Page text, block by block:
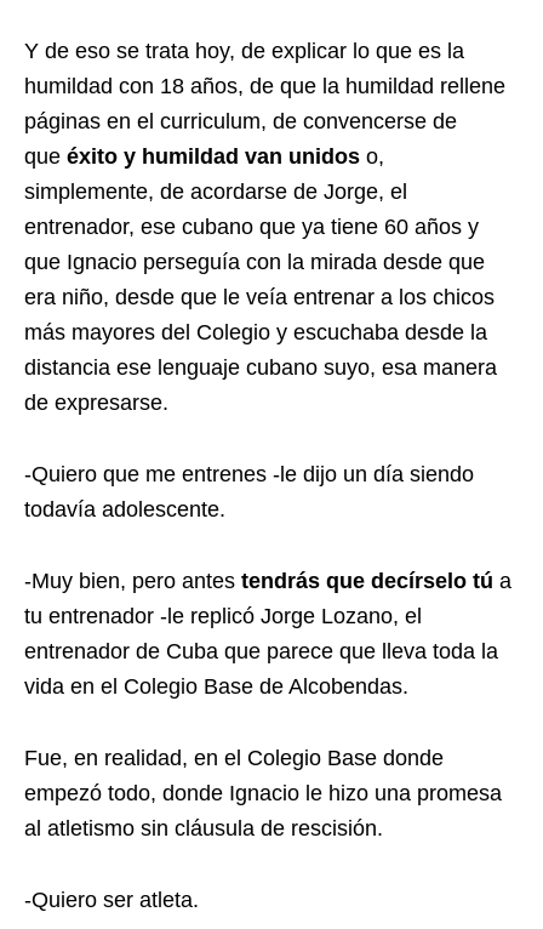
Y de eso se trata hoy, de explicar lo que es la
humildad con 18 años, de que la humildad rellene
páginas en el curriculum, de convencerse de
que éxito y humildad van unidos o,
simplemente, de acordarse de Jorge, el
entrenador, ese cubano que ya tiene 60 años y
que Ignacio perseguía con la mirada desde que
era niño, desde que le veía entrenar a los chicos
más mayores del Colegio y escuchaba desde la
distancia ese lenguaje cubano suyo, esa manera
de expresarse.
-Quiero que me entrenes -le dijo un día siendo
todavía adolescente.
-Muy bien, pero antes tendrás que decírselo tú a
tu entrenador -le replicó Jorge Lozano, el
entrenador de Cuba que parece que lleva toda la
vida en el Colegio Base de Alcobendas.
Fue, en realidad, en el Colegio Base donde
empezó todo, donde Ignacio le hizo una promesa
al atletismo sin cláusula de rescisión.
-Quiero ser atleta.